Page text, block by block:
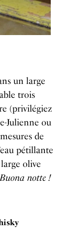
un large
trois
(privilégiez
Julienne ou
de
pétillante
olive
Buona notte !